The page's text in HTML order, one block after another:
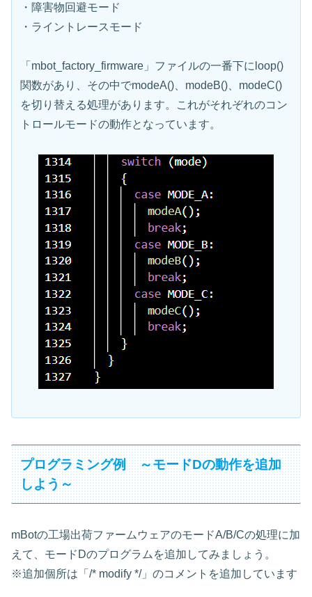
・障害物回避モード
・ライントレースモード
「mbot_factory_firmware」ファイルの一番下にloop()
関数があり、その中でmodeA()、modeB()、modeC()
を切り替える処理があります。これがそれぞれのコン
トロールモードの動作となっています。
プログラミング例 ～モードDの動作を追加
しよう～
mBotの工場出荷ファームウェアのモードA/B/Cの処理に加
えて、モードDのプログラムを追加してみましょう。
※追加個所は「/* modify */」のコメントを追加しています